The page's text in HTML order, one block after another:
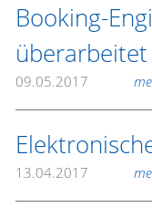
überarbeitet
09.05.2017
13.04.2017